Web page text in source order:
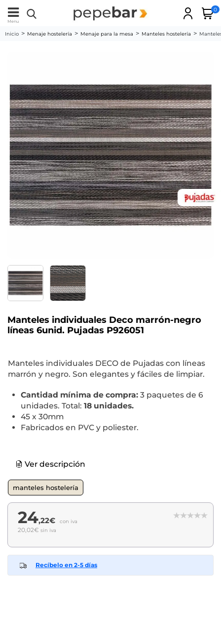
Menu
0
Inicio Menaje hostelería Menaje para la mesa Manteles hostelería
Manteles individuales Deco marrón-negro
líneas 6unid. Pujadas P926051
Manteles individuales DECO de Pujadas con líneas
marrón y negro. Son elegantes y fáciles de limpiar.
Cantidad mínima de compra: 3 paquetes de 6
unidades. Total: 18 unidades.
45 x 30mm
Fabricados en PVC y poliester.
Ver descripción
manteles hostelería
24,22€ con iva
20,02€ sin iva
Recíbelo en 2-5 días